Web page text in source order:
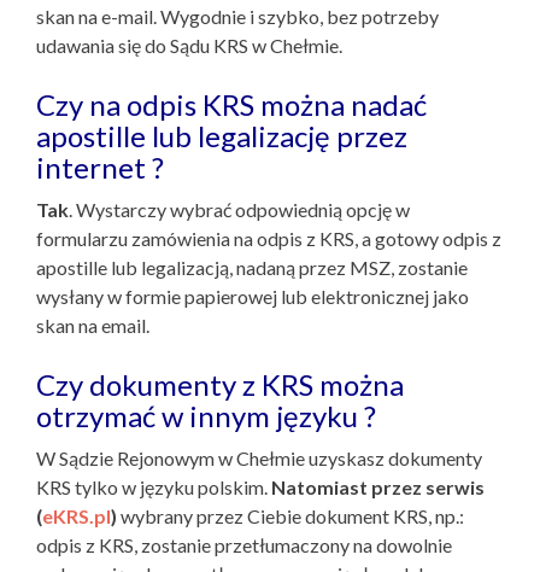
skan na e-mail. Wygodnie i szybko, bez potrzeby
udawania się do Sądu KRS w Chełmie.
Czy na odpis KRS można nadać
apostille lub legalizację przez
internet ?
Tak. Wystarczy wybrać odpowiednią opcję w
formularzu zamówienia na odpis z KRS, a gotowy odpis z
apostille lub legalizacją, nadaną przez MSZ, zostanie
wysłany w formie papierowej lub elektronicznej jako
skan na email.
Czy dokumenty z KRS można
otrzymać w innym języku ?
W Sądzie Rejonowym w Chełmie uzyskasz dokumenty
KRS tylko w języku polskim. Natomiast przez serwis
(eKRS.pl) wybrany przez Ciebie dokument KRS, np.:
odpis z KRS, zostanie przetłumaczony na dowolnie